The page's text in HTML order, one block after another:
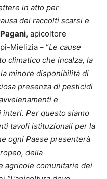
in atto per
dei raccolti scarsi e
, apicoltore
Mielizia – “Le cause
climatico che incalza, la
minore disponibilità di
presenza di pesticidi
e
interi. Per questo siamo
tavoli istituzionali per la
ogni Paese presenterà
della
agricole comunitarie dei